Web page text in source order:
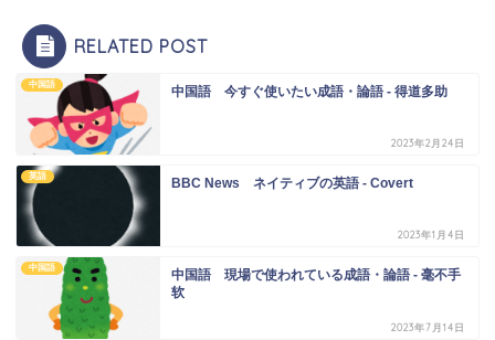
RELATED POST
中国語 中国語 今すぐ使いたい成語・論語 - 得道多助
2023年2月24日
英語 BBC News ネイティブの英語 - Covert
2023年1月4日
中国語
中国語 現場で使われている成語・論語 - 毫不手
软
2023年7月14日